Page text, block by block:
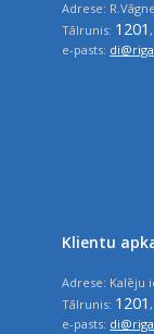
Adrese:
Tālrunis: 1201
e-pasts:
Klientu
Adrese: Kalēju
Tālrunis: 1201
e-pasts: